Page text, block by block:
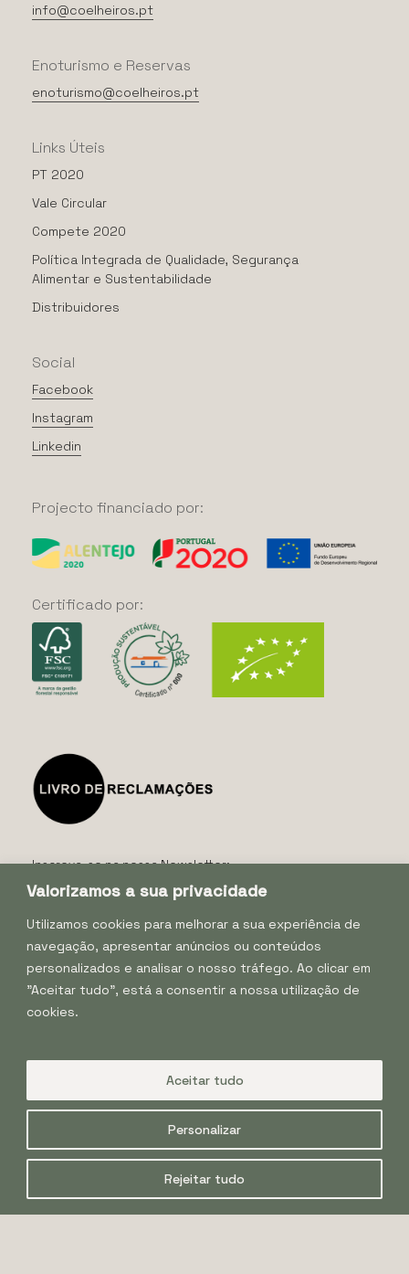
Valorizamos a sua privacidade
Utilizamos cookies para melhorar a sua experiência de
navegação, apresentar anúncios ou conteúdos
personalizados e analisar o nosso tráfego. Ao clicar em
"Aceitar tudo", está a consentir a nossa utilização de
cookies.
Personalizar
Rejeitar tudo
Aceitar tudo
info@coelheiros.pt
Enoturismo e Reservas
enoturismo@coelheiros.pt
Links Úteis
PT 2020
Vale Circular
Compete 2020
Política Integrada de Qualidade, Segurança
Alimentar e Sustentabilidade
Distribuidores
Social
Facebook
Instagram
Linkedin
Projecto financiado por:
Certificado por:
Inscreva-se na nossa Newsletter:
Política de Privacidade e Cookies|
Condições de Compra e Uso
© TapadadeCoelheiros 2024